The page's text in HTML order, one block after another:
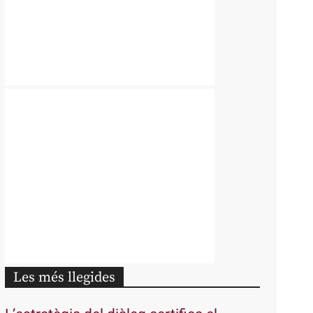
Les més llegides